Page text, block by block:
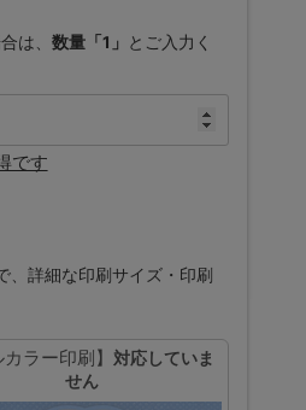
は、 数量「1」
とご入力く
です
、詳細な印刷サイズ・印刷
カラー印刷】
対応していま
せん